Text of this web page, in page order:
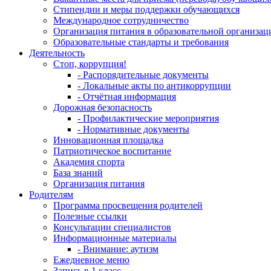
Стипендии и меры поддержки обучающихся
Международное сотрудничество
Организация питания в образовательной
Образовательные стандарты и требования
Деятельность
Стоп, коррупция!
- Распорядительные документы
- Локальные акты по антикоррупции
- Отчётная информация
Дорожная безопасность
- Профилактические мероприятия
- Нормативные документы
Инновационная площадка
Патриотическое воспитание
Академия спорта
База знаний
Организация питания
Родителям
Программа просвещения родителей
Полезные ссылки
Консультации специалистов
Информационные материалы
- Внимание: аутизм
Ежедневное меню